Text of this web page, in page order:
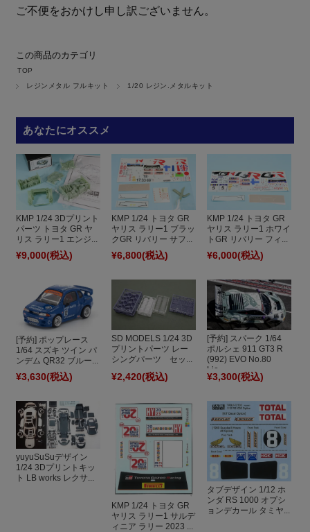
ご不便をおかけし申し訳ございません。
この商品のカテゴリ
TOP
レジンメタル フルキット
1/20 レジン.メタルキット
あなたにオススメ
KMP 1/24 3Dプリント
パーツ トヨタ GR ヤ
リス ラリー1 エンジ...
¥9,000(税込)
KMP 1/24 トヨタ GR
ヤリス ラリー1 ブラッ
クGR リバリー サフ...
¥6,800(税込)
KMP 1/24 トヨタ GR
ヤリス ラリー1 ホワイ
トGR リバリー フィ...
¥6,000(税込)
[予約] ポップレース
1/64 スズキ ツイン パ
ンデム QR32 ブルー...
¥3,630(税込)
SD MODELS 1/24 3D
プリントパーツ レー
シングパーツ セッ...
¥2,420(税込)
[予約] スパーク 1/64
ポルシェ 911 GT3 R
(992) EVO No.80
Lio...
¥3,300(税込)
yuyuSuSuデザイン
1/24 3Dプリントキッ
ト LB works レクサ...
KMP 1/24 トヨタ GR
ヤリス ラリー1 サルデ
ィニア ラリー 2023 ...
タブデザイン 1/12 ホ
ンダ RS 1000 オプシ
ョンデカール タミヤ...